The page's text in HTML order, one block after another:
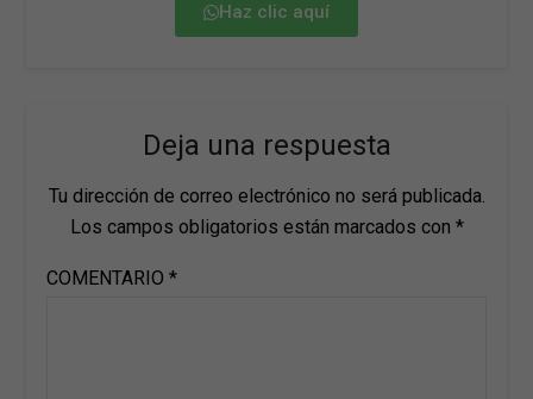
Haz clic aquí
Deja una respuesta
Tu dirección de correo electrónico no será publicada.
Los campos obligatorios están marcados con *
COMENTARIO *